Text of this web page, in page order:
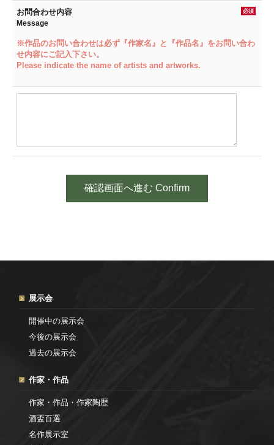
お問合わせ内容 必須
Message
※作品のお問い合わせは必ず『作家名』と『作品名』をお問い合わ
せ内容にご記入下さい。
Please indicate the name of artists and artworks.
展示会
開催中の展示会
今後の展示会
過去の展示会
作家・作品
作家・作品・作家陶歴
酒盃百選
名作展示室